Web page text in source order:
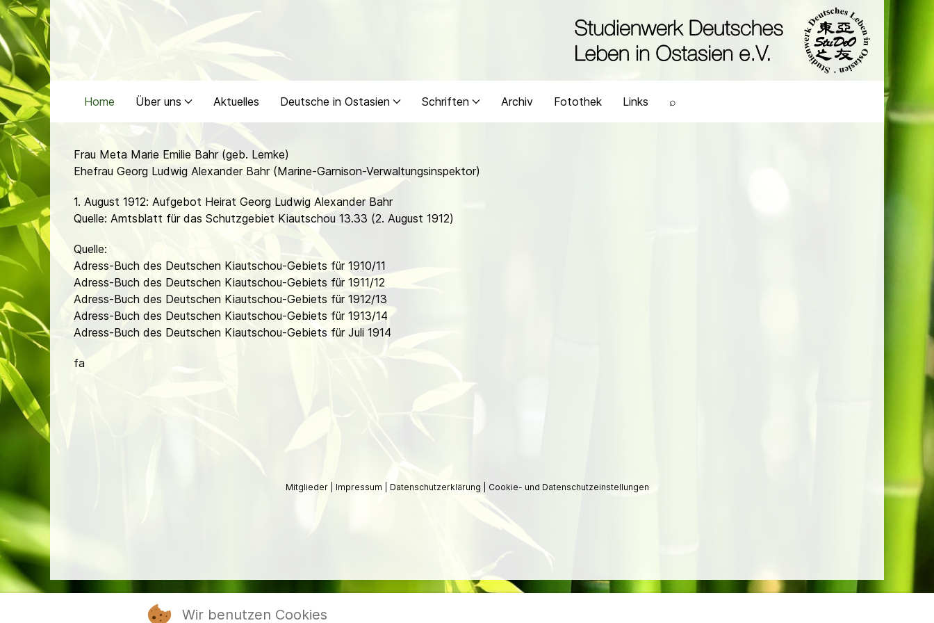
Home Über uns Aktuelles Deutsche in Ostasien Schriften Archiv Fotothek Links ⌕
Frau Meta Marie Emilie Bahr (geb. Lemke)
Ehefrau Georg Ludwig Alexander Bahr (Marine-Garnison-Verwaltungsinspektor)
1. August 1912: Aufgebot Heirat Georg Ludwig Alexander Bahr
Quelle: Amtsblatt für das Schutzgebiet Kiautschou 13.33 (2. August 1912)
Quelle:
Adress-Buch des Deutschen Kiautschou-Gebiets für 1910/11
Adress-Buch des Deutschen Kiautschou-Gebiets für 1911/12
Adress-Buch des Deutschen Kiautschou-Gebiets für 1912/13
Adress-Buch des Deutschen Kiautschou-Gebiets für 1913/14
Adress-Buch des Deutschen Kiautschou-Gebiets für Juli 1914
fa
Mitglieder Impressum Datenschutzerklärung Cookie- und Datenschutzeinstellungen
Wir benutzen Cookies